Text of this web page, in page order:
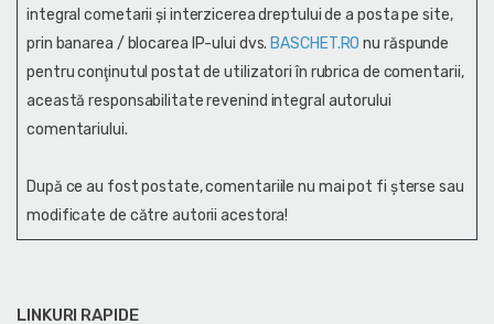
LINKURI RAPIDE
integral cometarii și interzicerea dreptului de a posta pe site,
prin banarea / blocarea IP-ului dvs. BASCHET.RO nu răspunde
pentru conţinutul postat de utilizatori în rubrica de comentarii,
această responsabilitate revenind integral autorului
comentariului.
După ce au fost postate, comentariile nu mai pot fi șterse sau
modificate de către autorii acestora!